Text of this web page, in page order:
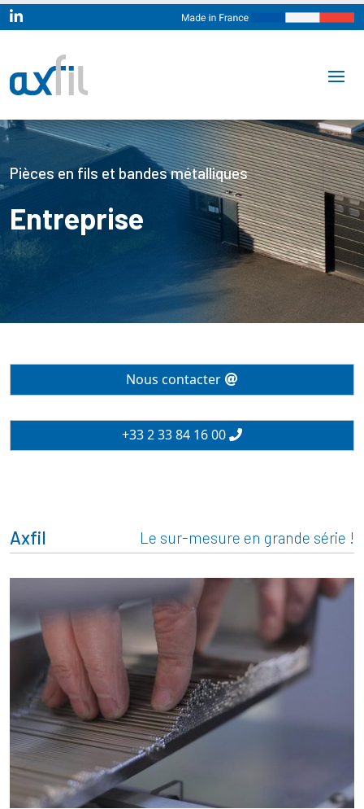

Pièces en fils et bandes métalliques
Entreprise
Nous contacter
+33 2 33 84 16 00
Axfil Le sur-mesure en grande série !